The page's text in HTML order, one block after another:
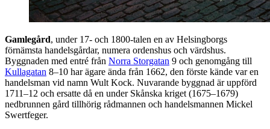
Gamlegård, under 17- och 1800-talen en av Helsingborgs
förnämsta handelsgårdar, numera ordenshus och värdshus.
Byggnaden med entré från Norra Storgatan 9 och genomgång till
Kullagatan 8–10 har ägare ända från 1662, den förste kände var en
handelsman vid namn Wult Kock. Nuvarande byggnad är uppförd
1711–12 och ersatte då en under Skånska kriget (1675–1679)
nedbrunnen gård tillhörig rådmannen och handelsmannen Mickel
Swertfeger.